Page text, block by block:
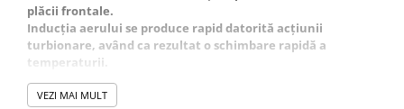
plăcii frontale.
Inducția aerului se produce rapid datorită acțiunii
turbionare, având ca rezultat o schimbare rapidă a
temperaturii.
Produsul se livrează cu următoarele elemente: traversă
VEZI MAI MULT